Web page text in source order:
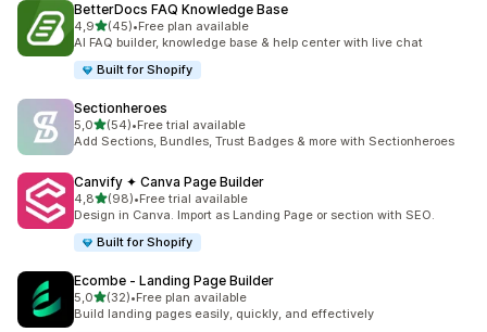
BetterDocs FAQ Knowledge Base
4,9stelle su 5
(45)
45 recensioni totali
•Free plan available
AI FAQ builder, knowledge base & help center with live chat
Built for Shopify
Sectionheroes
5,0stelle su 5
(54)
54 recensioni totali
•Free trial available
Add Sections, Bundles, Trust Badges & more with Sectionheroes
Canvify ✦ Canva Page Builder
4,8stelle su 5
(98)
98 recensioni totali
•Free trial available
Design in Canva. Import as Landing Page or section with SEO.
Built for Shopify
Ecombe ‑ Landing Page Builder
5,0stelle su 5
(32)
32 recensioni totali
•Free plan available
Build landing pages easily, quickly, and effectively